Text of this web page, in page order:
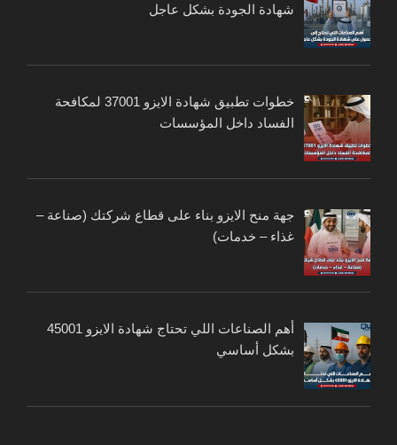
شهادة الجودة بشكل عاجل
خطوات تطبيق شهادة الايزو 37001 لمكافحة
الفساد داخل المؤسسات
جهة منح الايزو بناء على قطاع شركتك (صناعة –
غذاء – خدمات)
أهم الصناعات اللي تحتاج شهادة الايزو 45001
بشكل أساسي